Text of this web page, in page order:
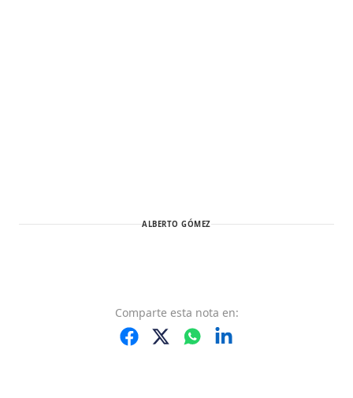
ALBERTO GÓMEZ
Comparte esta nota en: